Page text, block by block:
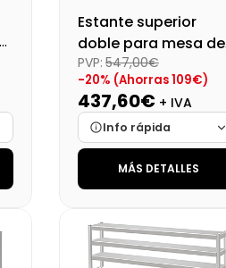
Estante superior
doble para mesa de
trabajo 150x28x60
(SBS-1530T)
PVP: 547,00€
-20% (Ahorras 109€)
437,60€ + IVA
Info rápida
Marca
Cargando…
Disponibilidad
Precio final (+21%)
MÁS DETALLES